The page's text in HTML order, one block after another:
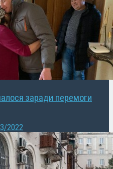
заради перемоги
2022